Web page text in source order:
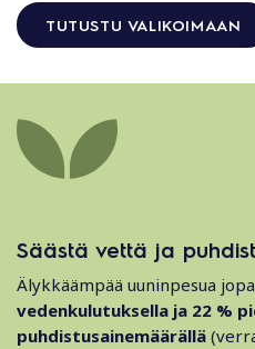
TUTUSTU VALIKOIMAAN
Säästä vettä ja
Älykkäämpää uuninpesua jopa
vedenkulutuksella ja 22 %
puhdistusainemäärällä